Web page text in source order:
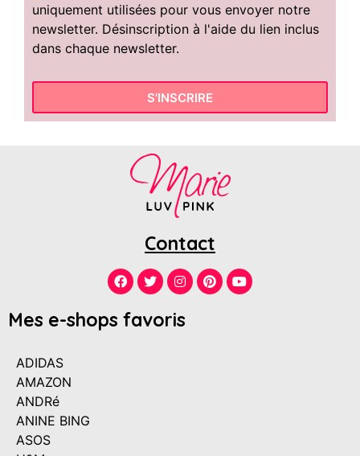
uniquement utilisées pour vous envoyer notre
newsletter. Désinscription à l'aide du lien inclus
dans chaque newsletter.
S'INSCRIRE
Contact
Mes e-shops favoris
ADIDAS
AMAZON
ANDRé
ANINE BING
ASOS